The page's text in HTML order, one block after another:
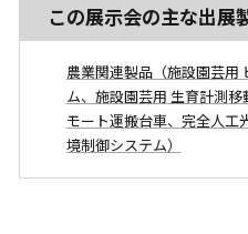
この展示会の主な出展
農業関連製品（施設園芸用
ム、施設園芸用 生育計測
モート運搬台車、完全人工
境制御システム）